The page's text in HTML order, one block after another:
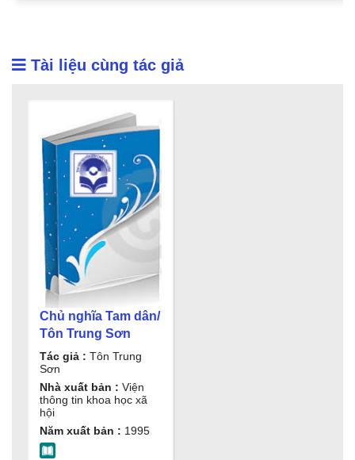
Tài liệu cùng tác giả
Chủ nghĩa Tam dân/
Tôn Trung Sơn
Tác giả : Tôn Trung
Sơn
Nhà xuất bản : Viện
thông tin khoa học xã
hội
Năm xuất bản : 1995